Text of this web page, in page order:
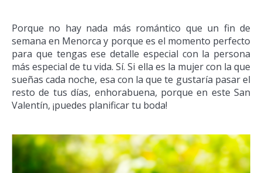
Porque no hay nada más romántico que un fin de
semana en Menorca y porque es el momento perfecto
para que tengas ese detalle especial con la persona
más especial de tu vida. Sí. Si ella es la mujer con la que
sueñas cada noche, esa con la que te gustaría pasar el
resto de tus días, enhorabuena, porque en este San
Valentín, ¡puedes planificar tu boda!